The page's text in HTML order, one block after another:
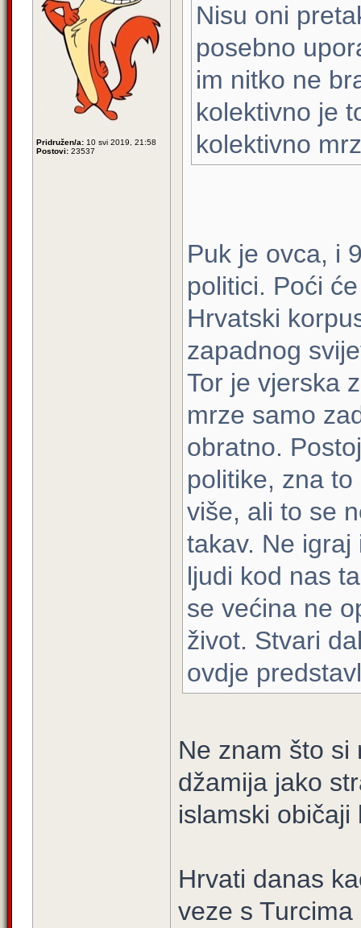
Pridružen/a: 10 svi 2019, 21:58
Postovi: 23537
Nisu oni
posebno
im nitko ne
kolektivno je
kolektivno
Puk je ovca, i
politici. Poći
Hrvatski
zapadnog
Tor je vjerska
mrze samo
obratno.
politike, zna
više, ali to se
takav. Ne
ljudi kod nas
se većina ne
život. Stvari
ovdje
Ne znam što si
džamija jako
islamski običaji
Hrvati danas
veze s